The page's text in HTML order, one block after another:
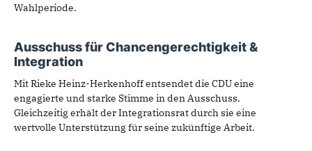
Wahlperiode.
Ausschuss für Chancengerechtigkeit &
Integration
Mit Rieke Heinz-Herkenhoff entsendet die CDU eine
engagierte und starke Stimme in den Ausschuss.
Gleichzeitig erhält der Integrationsrat durch sie eine
wertvolle Unterstützung für seine zukünftige Arbeit.